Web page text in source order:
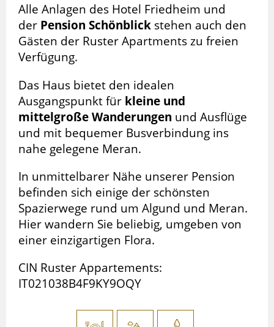
Alle Anlagen des Hotel Friedheim und
der Pension Schönblick stehen auch den
Gästen der Ruster Apartments zu freien
Verfügung.
Das Haus bietet den idealen
Ausgangspunkt für kleine und
mittelgroße Wanderungen und Ausflüge
und mit bequemer Busverbindung ins
nahe gelegene Meran.
In unmittelbarer Nähe unserer Pension
befinden sich einige der schönsten
Spazierwege rund um Algund und Meran.
Hier wandern Sie beliebig, umgeben von
einer einzigartigen Flora.
CIN Ruster Appartements:
IT021038B4F9KY9OQY